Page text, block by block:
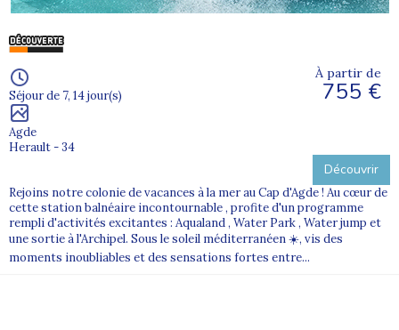
Séjour de 7, 14 jour(s)
Agde
Herault - 34
À partir de
755 €
Découvrir
Rejoins notre colonie de vacances à la mer au Cap d'Agde ! Au cœur de
cette station balnéaire incontournable , profite d'un programme
rempli d'activités excitantes : Aqualand , Water Park , Water jump et
une sortie à l'Archipel. Sous le soleil méditerranéen ☀️, vis des
moments inoubliables et des sensations fortes entre...